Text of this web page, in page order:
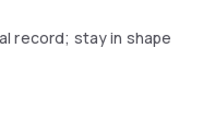
record; stay in shape